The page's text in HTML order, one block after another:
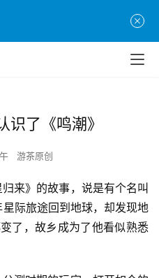
识了《鸣潮》
游茶原创
来》的故事，说是有个名叫
际旅途回到地球，却发现地
了，故乡成为了他看似熟悉